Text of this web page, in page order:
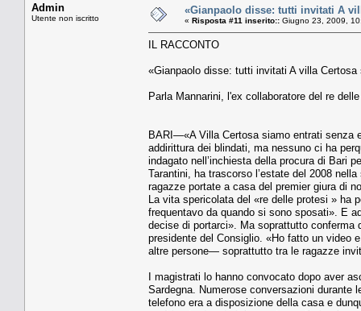
Admin
Utente non iscritto
«Gianpaolo disse: tutti invitati A
« Risposta #11 inserito:: Giugno 23, 2009,
IL RACCONTO
«Gianpaolo disse: tutti invitati A villa Certosa
Parla Mannarini, l'ex collaboratore del re
BARI—«A Villa Certosa siamo entrati senza
addirittura dei blindati, ma nessuno ci ha
indagato nell’inchiesta della procura di Bari
Tarantini, ha trascorso l’estate del 2008
ragazze portate a casa del premier giura di
La vita spericolata del «re delle protesi » ha
frequentavo da quando si sono sposati». E
decise di portarci». Ma soprattutto
presidente del Consiglio. «Ho fatto un video
altre persone— soprattutto tra le ragazze
I magistrati lo hanno convocato dopo aver
Sardegna. Numerose conversazioni
telefono era a disposizione della casa e